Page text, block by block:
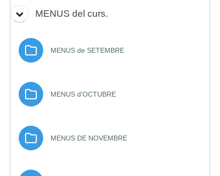
MENUS del curs.
MENUS de SETEMBRECarpeta
MENUS d'OCTUBRECarpeta
MENUS DE NOVEMBRECarpeta